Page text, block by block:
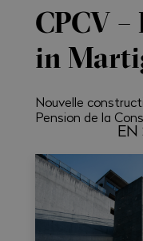
CPCV
in
Nouvelle
Pension de la
EN